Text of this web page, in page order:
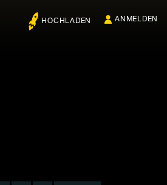
HOCHLADEN ANMELDEN